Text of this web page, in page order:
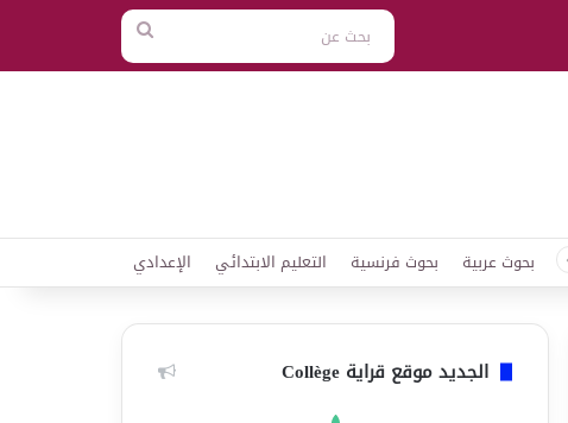
بحث
عن
بحوث عربية بحوث فرنسية التعليم الابتدائي الإعدادي
الجديد موقع قراية Collège